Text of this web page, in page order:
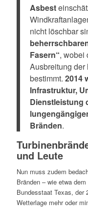
Asbest
nicht löschbar
Fasern“, wobei
Ausbreitung
bestimmt. 2014
Infrastruktur,
Dienstleistung
Bränden.
und Leute
Nun muss zudem
Bränden – wie etwa
Bundesstaat Texas, der
Wetterlage mehr oder